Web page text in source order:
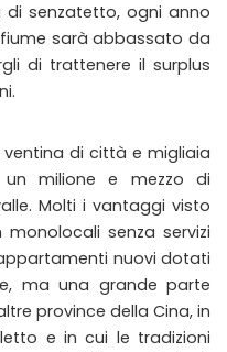
senzatetto, ogni anno
sarà abbassato da
di trattenere il surplus
di città e migliaia
milione e mezzo di
Molti i vantaggi visto
senza servizi
nuovi dotati
ma una grande parte
province della Cina, in
e in cui le tradizioni